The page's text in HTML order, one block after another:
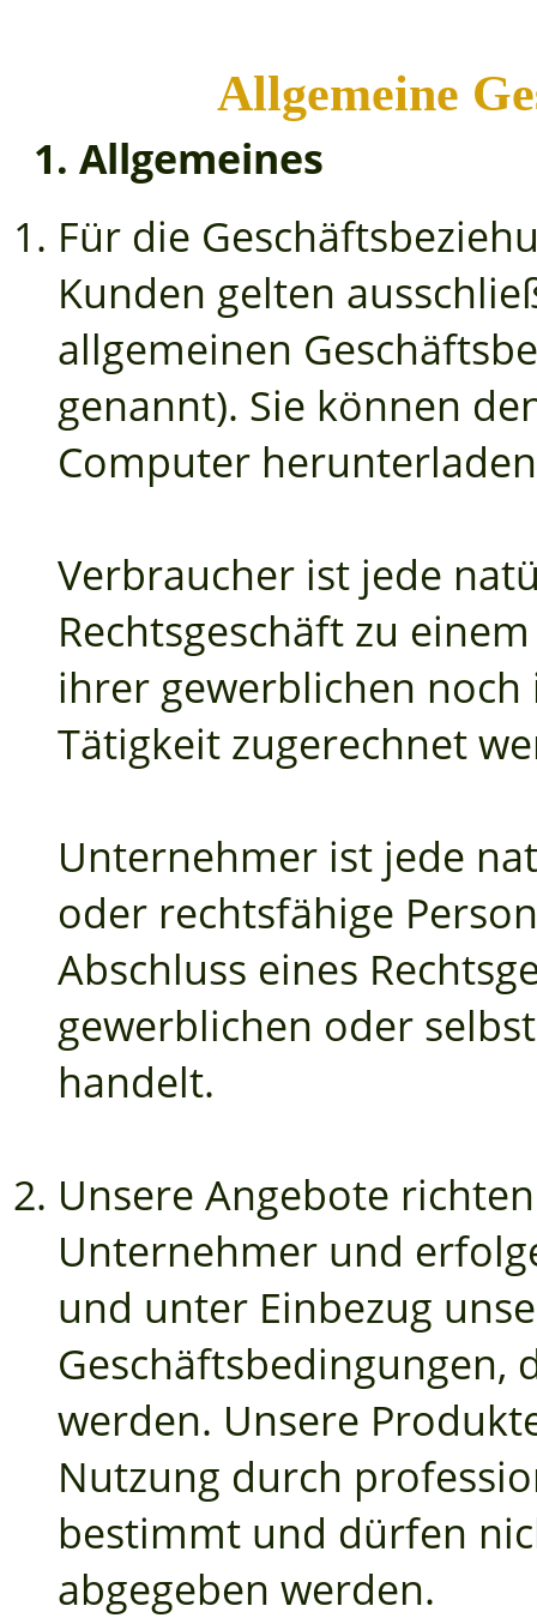
Allgemeine
1. Allgemeines
Für die
Kunden gelten
allgemeinen
genannt). Sie können
Computer
Verbraucher ist jede
Rechtsgeschäft zu
ihrer gewerblichen
Tätigkeit zugerechnet
Unternehmer ist jede
oder rechtsfähige
Abschluss eines
gewerblichen oder
handelt.
Unsere Angebote
Unternehmer und
und unter Einbezug
Geschäftsbedingungen,
werden. Unsere
Nutzung durch
bestimmt und dürfen
abgegeben werden.